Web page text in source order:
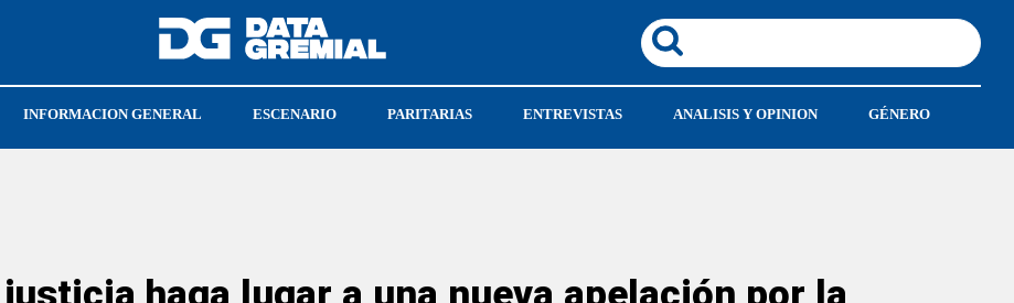
CGT UPSRA
INFORMACION GENERAL ESCENARIO PARITARIAS ENTREVISTAS ANALISIS Y OPINION GÉNERO